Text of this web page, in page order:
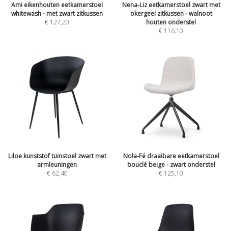
Ami eikenhouten eetkamerstoel
whitewash - met zwart zitkussen
€ 127,20
Nena-Liz eetkamerstoel zwart met
okergeel zitkussen - walnoot
houten onderstel
€ 116,10
Liloe kunststof tuinstoel zwart met
armleuningen
€ 62,40
Nola-Fé draaibare eetkamerstoel
bouclé beige - zwart onderstel
€ 125,10